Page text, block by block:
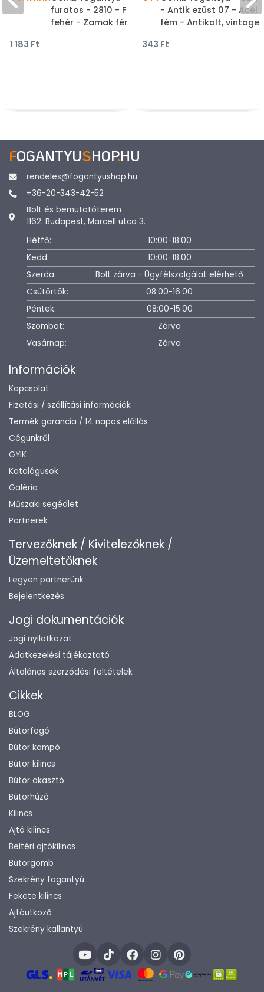
furatos - 2810 - Festett
fehér - Zamak fém
1 183 Ft
- Antik ezüst 07 - Acél
fém - Antikolt, vintage
(szögletes, kerek)
343 Ft
FOGANTYUSHOP.HU
rendeles@fogantyushop.hu
+36-20-343-42-52
Bolt és bemutatóterem
1162. Budapest, Marcell utca 3.
Hétfő:
10:00-18:00
Kedd:
10:00-18:00
Szerda:
Bolt zárva - Ügyfélszolgálat elérhető
Csütörtök:
08:00-16:00
Péntek:
08:00-15:00
Szombat:
Zárva
Vasárnap:
Zárva
Információk
Kapcsolat
Fizetési / szállítási információk
Termék garancia / 14 napos elállás
Cégünkről
GYIK
Katalógusok
Galéria
Műszaki segédlet
Partnerek
Tervezőknek / Kivitelezőknek /
Üzemeltetőknek
Legyen partnerünk
Bejelentkezés
Jogi dokumentációk
Jogi nyilatkozat
Adatkezelési tájékoztató
Általános szerződési feltételek
Cikkek
BLOG
Bútorfogó
Bútor kampó
Bútor kilincs
Bútor akasztó
Bútorhúzó
Kilincs
Ajtó kilincs
Beltéri ajtókilincs
Bútorgomb
Szekrény fogantyú
Fekete kilincs
Ajtóütköző
Szekrény kallantyú